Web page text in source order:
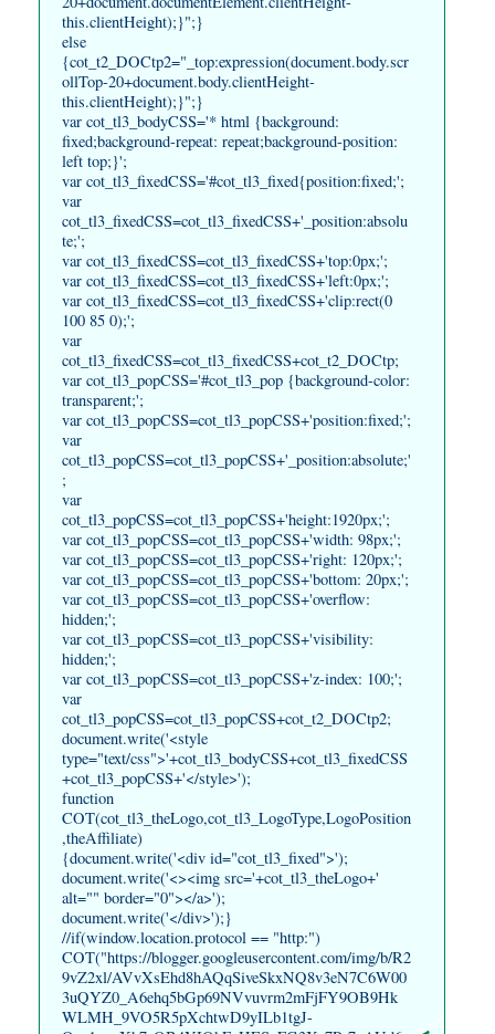
this.clientHeight);}";}
else
{cot_t2_DOCtp2="_top:expression(document.body.scr
ollTop-20+document.body.clientHeight-
this.clientHeight);}";}
var cot_tl3_bodyCSS='* html {background:
fixed;background-repeat: repeat;background-position:
left top;}';
var cot_tl3_fixedCSS='#cot_tl3_fixed{position:fixed;';
var
cot_tl3_fixedCSS=cot_tl3_fixedCSS+'_position:absolu
te;';
var cot_tl3_fixedCSS=cot_tl3_fixedCSS+'top:0px;';
var cot_tl3_fixedCSS=cot_tl3_fixedCSS+'left:0px;';
var cot_tl3_fixedCSS=cot_tl3_fixedCSS+'clip:rect(0
100 85 0);';
var
cot_tl3_fixedCSS=cot_tl3_fixedCSS+cot_t2_DOCtp;
var cot_tl3_popCSS='#cot_tl3_pop {background-color:
transparent;';
var cot_tl3_popCSS=cot_tl3_popCSS+'position:fixed;';
var
cot_tl3_popCSS=cot_tl3_popCSS+'_position:absolute;'
;
var
cot_tl3_popCSS=cot_tl3_popCSS+'height:1920px;';
var cot_tl3_popCSS=cot_tl3_popCSS+'width: 98px;';
var cot_tl3_popCSS=cot_tl3_popCSS+'right: 120px;';
var cot_tl3_popCSS=cot_tl3_popCSS+'bottom: 20px;';
var cot_tl3_popCSS=cot_tl3_popCSS+'overflow:
hidden;';
var cot_tl3_popCSS=cot_tl3_popCSS+'visibility:
hidden;';
var cot_tl3_popCSS=cot_tl3_popCSS+'z-index: 100;';
var
cot_tl3_popCSS=cot_tl3_popCSS+cot_t2_DOCtp2;
document.write('<style
type="text/css">'+cot_tl3_bodyCSS+cot_tl3_fixedCSS
+cot_tl3_popCSS+'</style>');
function
COT(cot_tl3_theLogo,cot_tl3_LogoType,LogoPosition
,theAffiliate)
{document.write('<div id="cot_tl3_fixed">');
document.write('<><img src='+cot_tl3_theLogo+'
alt="" border="0"></a>');
document.write('</div>');}
//if(window.location.protocol == "http:")
COT("https://blogger.googleusercontent.com/img/b/R2
9vZ2xl/AVvXsEhd8hAQqSiveSkxNQ8v3eN7C6W00
3uQYZ0_A6ehq5bGp69NVvuvrm2mFjFY9OB9Hk
WLMH_9VO5R5pXchtwD9yILb1tgJ-